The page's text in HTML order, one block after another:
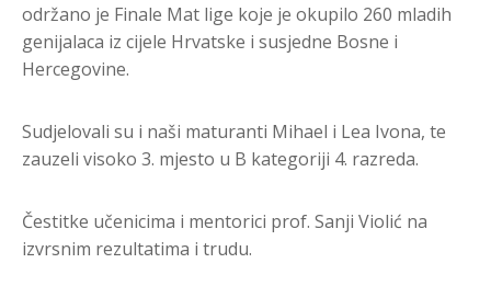
održano je Finale Mat lige koje je okupilo 260 mladih
genijalaca iz cijele Hrvatske i susjedne Bosne i
Hercegovine.
Sudjelovali su i naši maturanti Mihael i Lea Ivona, te
zauzeli visoko 3. mjesto u B kategoriji 4. razreda.
Čestitke učenicima i mentorici prof. Sanji Violić na
izvrsnim rezultatima i trudu.